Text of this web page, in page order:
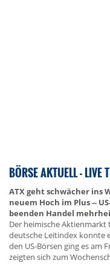
BÖRSE AKTUELL - LIVE
ATX geht schwächer ins
neuem Hoch im Plus --
beenden Handel
Der heimische
deutsche Leitindex konnte
den US-Börsen ging es am
zeigten sich zum